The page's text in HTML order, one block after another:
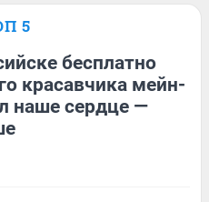
5
бесплатно
красавчика мейн-
наше сердце —